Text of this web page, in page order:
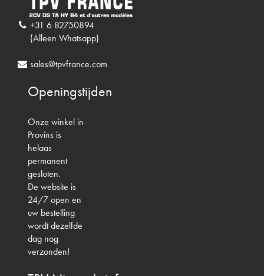
+31 6 82750894
(Alleen Whatsapp)
sales@tpvfrance.com
Openingstijden
Onze winkel in
Provins is
helaas
permanent
gesloten.
De website is
24/7 open en
uw bestelling
wordt dezelfde
dag nog
verzonden!